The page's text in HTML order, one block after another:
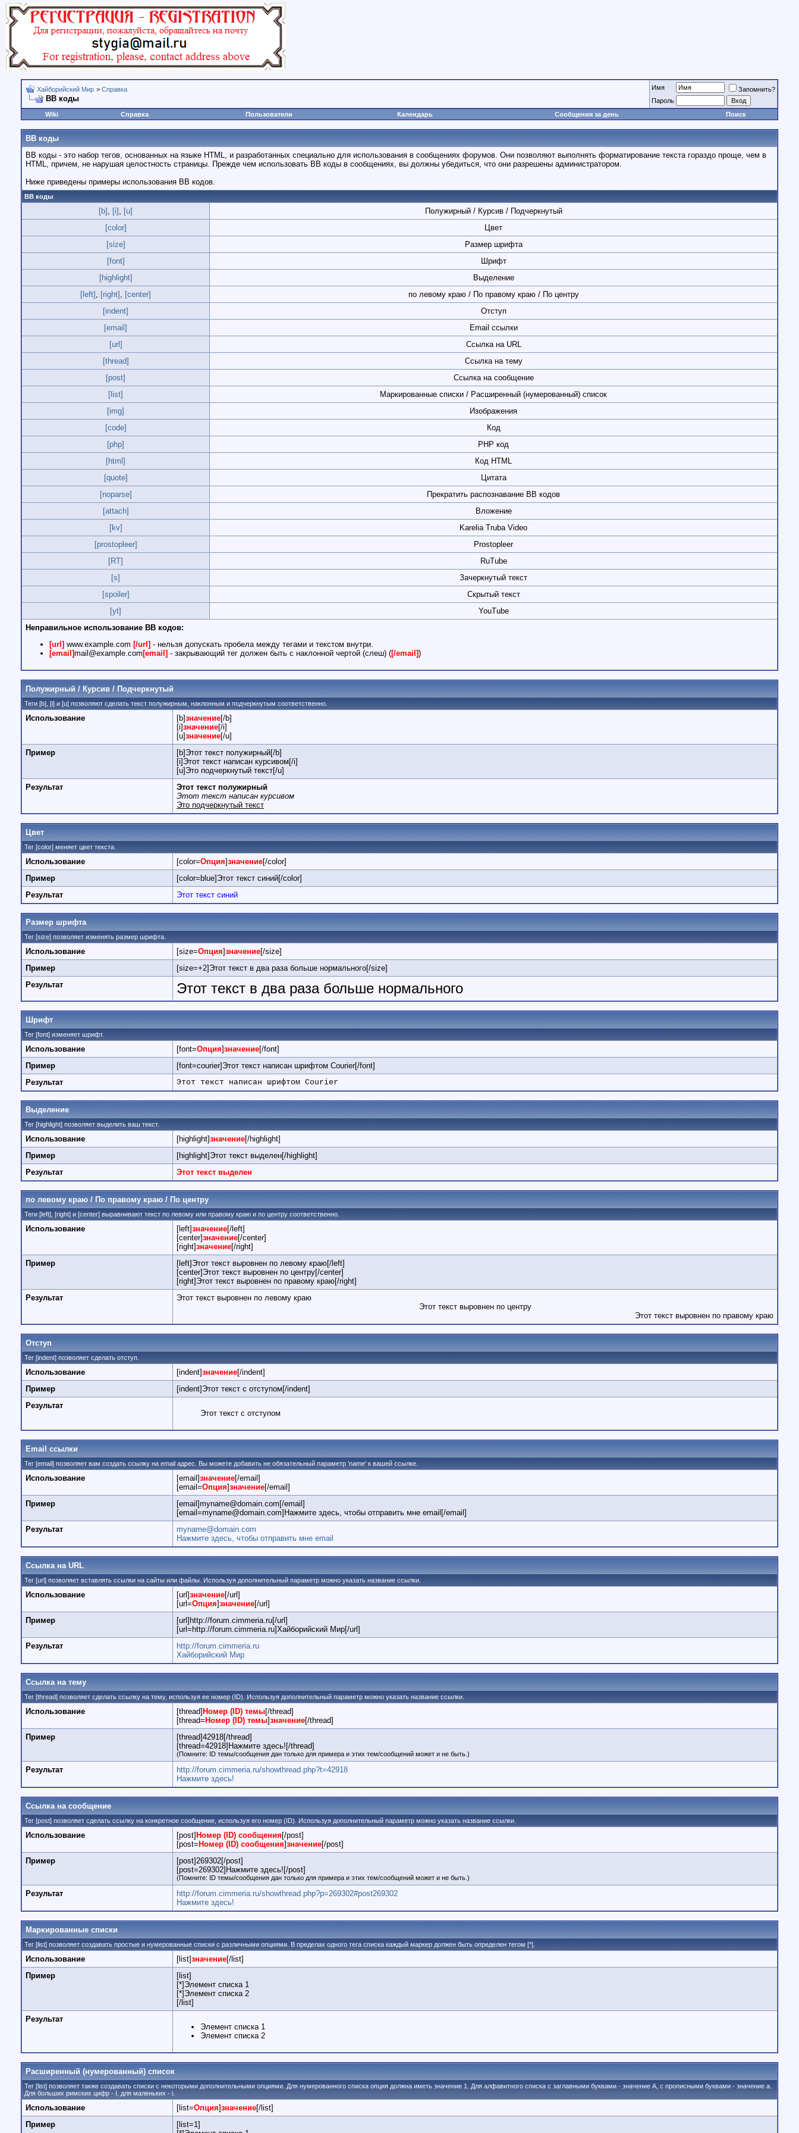
Хайборийский Мир > Справка
BB коды
Имя
Запомнить?
Пароль
Wiki
Справка Пользователи Календарь Сообщения за день Поиск
BB коды
BB коды - это набор тегов, основанных на языке HTML, и разработанных специально для использования в сообщениях форумов. Они позволяют выполнять форматирование текста гораздо проще, чем в
HTML, причем, не нарушая целостность страницы. Прежде чем использовать BB коды в сообщениях, вы должны убедиться, что они разрешены администратором.
Ниже приведены примеры использования BB кодов.
BB коды
[b] , [i] , [u]
Полужирный / Курсив / Подчеркнутый
[color]
Цвет
[size]
Размер шрифта
[font]
Шрифт
[highlight]
Выделение
[left] , [right] , [center]
по левому краю / По правому краю / По центру
[indent]
Отступ
[email]
Email ссылки
[url]
Ссылка на URL
[thread]
Ссылка на тему
[post]
Ссылка на сообщение
[list]
Маркированные списки / Расширенный (нумерованный) список
[img]
Изображения
[code]
Код
[php]
PHP код
[html]
Код HTML
[quote]
Цитата
[noparse]
Прекратить распознавание BB кодов
[attach]
Вложение
[kv]
Karelia Truba Video
[prostopleer]
Prostopleer
[RT]
RuTube
[s]
Зачеркнутый текст
[spoiler]
Скрытый текст
[yt]
YouTube
Неправильное использование BB кодов:
[url] www.example.com [/url] - нельзя допускать пробела между тегами и текстом внутри.
[email]mail@example.com [email] - закрывающий тег должен быть с наклонной чертой (слеш) ([/email])
Полужирный / Курсив / Подчеркнутый
Теги [b], [i] и [u] позволяют сделать текст полужирным, наклонным и подчеркнутым соответственно.
Использование [b]значение[/b]
[i]значение[/i]
[u]значение[/u]
Пример
[b]Этот текст полужирный[/b]
[i]Этот текст написан курсивом[/i]
[u]Это подчеркнутый текст[/u]
Результат
Этот текст полужирный
Этот текст написан курсивом
Это подчеркнутый текст
Цвет
Тег [color] меняет цвет текста.
Использование [color=Опция]значение[/color]
Пример
[color=blue]Этот текст синий[/color]
Результат
Этот текст синий
Размер шрифта
Тег [size] позволяет изменять размер шрифта.
Использование [size=Опция]значение[/size]
Пример
[size=+2]Этот текст в два раза больше нормального[/size]
Результат
Этот текст в два раза больше нормального
Шрифт
Тег [font] изменяет шрифт.
Использование [font=Опция]значение[/font]
Пример
[font=courier]Этот текст написан шрифтом Courier[/font]
Результат
Этот текст написан шрифтом Courier
Выделение
Тег [highlight] позволяет выделить ваш текст.
Использование [highlight]значение[/highlight]
Пример
[highlight]Этот текст выделен[/highlight]
Результат
Этот текст выделен
по левому краю / По правому краю / По центру
Теги [left], [right] и [center] выравнивают текст по левому или правому краю и по центру соответственно.
Использование [left]значение[/left]
[center]значение[/center]
[right]значение[/right]
Пример
[left]Этот текст выровнен по левому краю[/left]
[center]Этот текст выровнен по центру[/center]
[right]Этот текст выровнен по правому краю[/right]
Результат
Этот текст выровнен по левому краю
Этот текст выровнен по центру
Этот текст выровнен по правому краю
Отступ
Тег [indent] позволяет сделать отступ.
Использование [indent]значение[/indent]
Пример
[indent]Этот текст с отступом[/indent]
Результат
Этот текст с отступом
Email ссылки
Тег [email] позволяет вам создать ссылку на email адрес. Вы можете добавить не обязательный параметр 'name' к вашей ссылке.
Использование [email]значение[/email]
[email=Опция]значение[/email]
Пример
[email]myname@domain.com[/email]
[email=myname@domain.com]Нажмите здесь, чтобы отправить мне email[/email]
Результат
myname@domain.com
Нажмите здесь, чтобы отправить мне email
Ссылка на URL
Тег [url] позволяет вставлять ссылки на сайты или файлы. Используя дополнительный параметр можно указать название ссылки.
Использование [url]значение[/url]
[url=Опция]значение[/url]
Пример
[url]http://forum.cimmeria.ru[/url]
[url=http://forum.cimmeria.ru]Хайборийский Мир[/url]
Результат
http://forum.cimmeria.ru
Хайборийский Мир
Ссылка на тему
Тег [thread] позволяет сделать ссылку на тему, используя ее номер (ID). Используя дополнительный параметр можно указать название ссылки.
Использование [thread] Номер (ID) темы[/thread]
[thread= Номер (ID) темы]значение[/thread]
Пример
[thread]42918[/thread]
[thread=42918]Нажмите здесь![/thread]
(Помните: ID темы/сообщения дан только для примера и этих тем/сообщений может и не быть.)
Результат
http://forum.cimmeria.ru/showthread.php?t=42918
Нажмите здесь!
Ссылка на сообщение
Тег [post] позволяет сделать ссылку на конкретное сообщение, используя его номер (ID). Используя дополнительный параметр можно указать название ссылки.
Использование [post] Номер (ID) сообщения [/post]
[post= Номер (ID) сообщения]значение[/post]
Пример
[post]269302[/post]
[post=269302]Нажмите здесь![/post]
(Помните: ID темы/сообщения дан только для примера и этих тем/сообщений может и не быть.)
Результат
http://forum.cimmeria.ru/showthread.php?p=269302#post269302
Нажмите здесь!
Маркированные списки
Тег [list] позволяет создавать простые и нумерованные списки с различными опциями. В пределах одного тега списка каждый маркер должен быть определен тегом [*].
Использование [list]значение[/list]
Пример
[list]
[*]Элемент списка 1
[*]Элемент списка 2
[/list]
Результат
Элемент списка 1
Элемент списка 2
Расширенный (нумерованный) список
Тег [list] позволяет также создавать списки с некоторыми дополнительными опциями. Для нумерованного списка опция должна иметь значение 1. Для алфавитного списка с заглавными буквами - значение A, с прописными буквами - значение а.
Для больших римских цифр - I, для маленьких - i.
Использование [list=Опция]значение[/list]
Пример
[list=1]